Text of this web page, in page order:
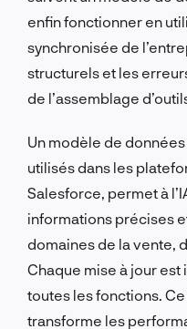
enfin fonctionner en
synchronisée de
structurels et les
de l’assemblage d’outils
Un modèle de
utilisés dans les
Salesforce, permet à
informations précises
domaines de la vente,
Chaque mise à jour
toutes les fonctions.
transforme les